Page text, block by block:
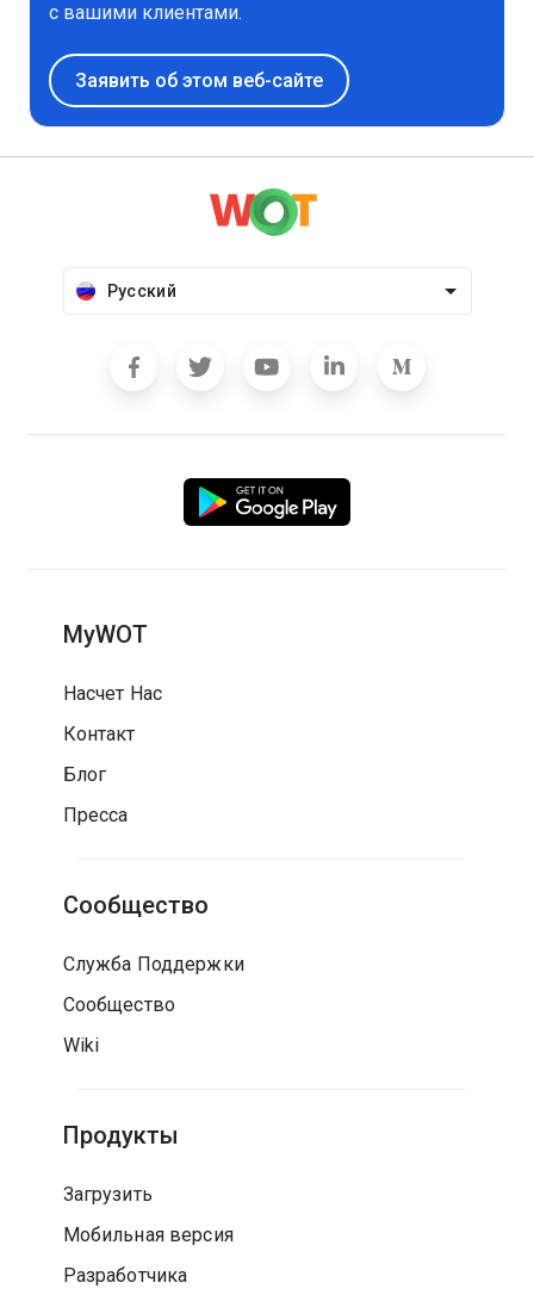
с вашими клиентами.
Заявить об этом веб-сайте
Русский
MyWOT
Насчет Нас
Контакт
Блог
Пресса
Сообщество
Служба Поддержки
Сообщество
Wiki
Продукты
Загрузить
Мобильная версия
Разработчика